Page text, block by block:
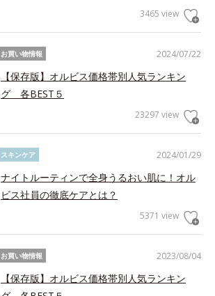
3465 view
2024/07/22
お買い物情報
【保存版】オルビス価格帯別人気ランキン
グ 各BEST５
23297 view
2024/01/29
スキンケア
ナイトルーティンで全身うるおい肌に！オル
ビス社員の徹底ケアとは？
5371 view
2023/08/04
お買い物情報
【保存版】オルビス価格帯別人気ランキン